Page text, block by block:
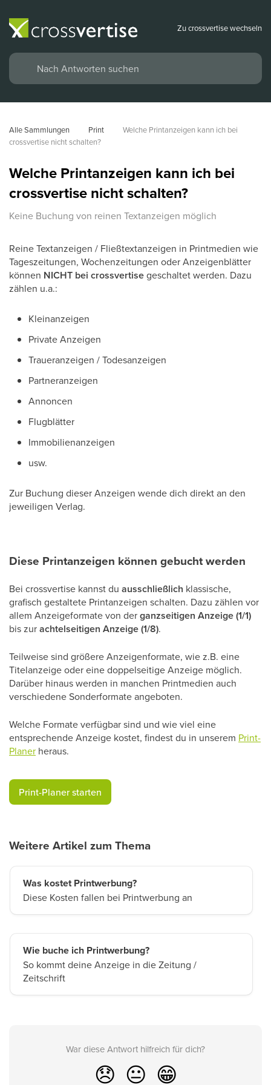
Zu crossvertise wechseln
Alle Sammlungen Print
Welche Printanzeigen kann ich bei
crossvertise nicht schalten?
Welche Printanzeigen kann ich bei
crossvertise nicht schalten?
Keine Buchung von reinen Textanzeigen möglich
Reine Textanzeigen / Fließtextanzeigen in Printmedien wie
Tageszeitungen, Wochenzeitungen oder Anzeigenblätter
können NICHT bei crossvertisegeschaltet werden. Dazu
zählen u.a.:
Kleinanzeigen
Private Anzeigen
Traueranzeigen / Todesanzeigen
Partneranzeigen
Annoncen
Flugblätter
Immobilienanzeigen
usw.
Zur Buchung dieser Anzeigen wende dich direkt an den
jeweiligen Verlag.
Diese Printanzeigen können gebucht werden
Bei crossvertise kannst du ausschließlich klassische,
grafisch gestaltete Printanzeigen schalten. Dazu zählen vor
allem Anzeigeformate von derganzseitigen Anzeige (1/1)
bis zurachtelseitigen Anzeige (1/8).
Teilweise sind größere Anzeigenformate, wie z.B. eine
Titelanzeige oder eine doppelseitige Anzeige möglich.
Darüber hinaus werden in manchen Printmedien auch
verschiedene Sonderformate angeboten.
Welche Formate verfügbar sind und wie viel eine
entsprechende Anzeige kostet, findest du in unserem Print-
Planer heraus.
​Print-Planer starten​
Weitere Artikel zum Thema
Was kostet Printwerbung?
Diese Kosten fallen bei Printwerbung an
Wie buche ich Printwerbung?
So kommt deine Anzeige in die Zeitung /
Zeitschrift
War diese Antwort hilfreich für dich?
😞 😐 😁